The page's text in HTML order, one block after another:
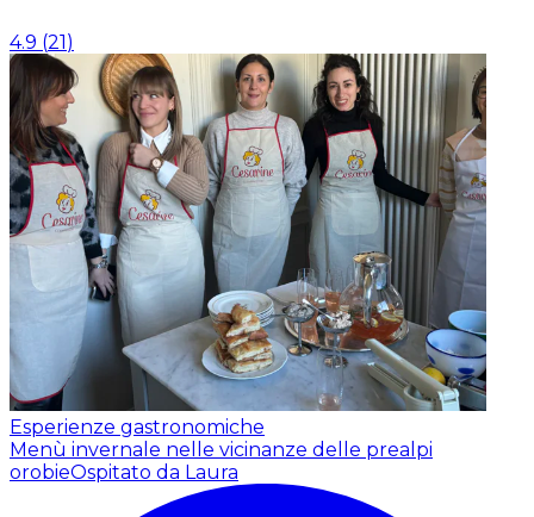
4.9 (21)
Esperienze gastronomiche
Menù invernale nelle vicinanze delle prealpi
orobieOspitato da Laura